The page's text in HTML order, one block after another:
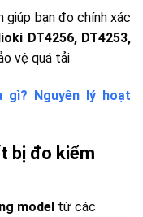
giúp bạn đo chính xác
DT4256, DT4253,
vệ quá tải
gì? Nguyên lý hoạt
bị đo kiểm
model từ các